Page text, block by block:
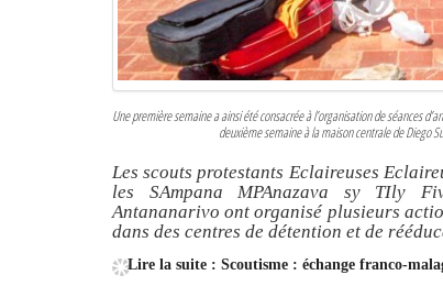
Une première semaine a ainsi été consacrée à l’organisation de séances
deuxième semaine à la maison centrale de Diego
Les scouts protestants Eclaireuses
les SAmpana MPAnazava sy TIly
Antananarivo ont organisé plusieurs
dans des centres de détention et de
Lire la suite : Scoutisme : échange franco-